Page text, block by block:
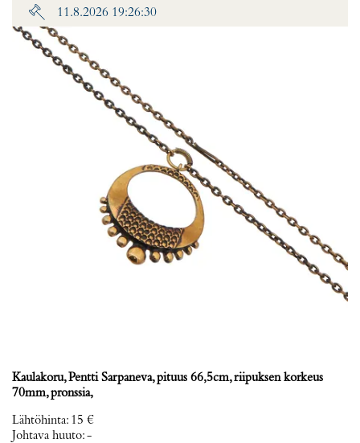
11.8.2026 19:26:30
Kaulakoru, Pentti Sarpaneva, pituus 66,5cm, riipuksen korkeus
70mm, pronssia,
Lähtöhinta: 15 €
Johtava huuto:-